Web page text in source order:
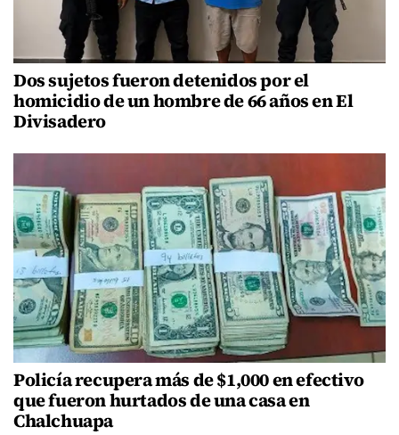
Dos sujetos fueron detenidos por el
homicidio de un hombre de 66 años en El
Divisadero
Policía recupera más de $1,000 en efectivo
que fueron hurtados de una casa en
Chalchuapa